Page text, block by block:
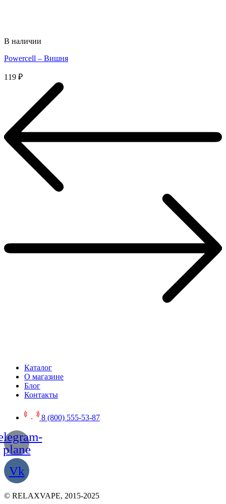
В наличии
Powercell – Вишня
119 ₽
Каталог
О магазине
Блог
Контакты
8 (800) 555-53-87
plane
Vk
© RELAXVAPE, 2015-2025